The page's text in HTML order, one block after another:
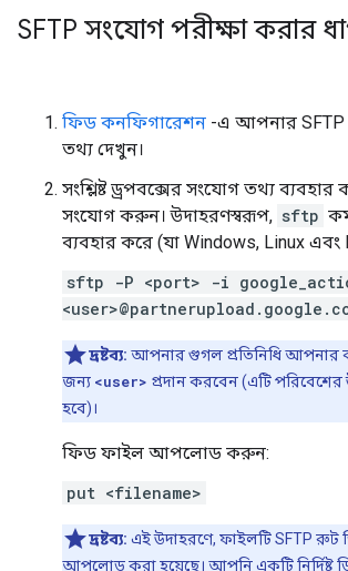
SFTP সংযোগ পরীক্ষা করার
ফিড কনফিগারেশন -এ আপনার SFTP
তথ্য দেখুন।
সংশ্লিষ্ট ড্রপবক্সের সংযোগ তথ্য
সংযোগ করুন। উদাহরণস্বরূপ, sftp
ব্যবহার করে (যা Windows, Linux
sftp -P <port> -i
দ্রষ্টব্য: আপনার গুগল প্রতিনিধি আপনার
জন্য <user> প্রদান করবেন (এটি
হবে)।
ফিড ফাইল আপলোড করুন:
put <filename>
দ্রষ্টব্য: এই উদাহরণে, ফাইলটি SFTP রুট
আপলোড করা হয়েছে। আপনি একটি নির্দিষ্ট